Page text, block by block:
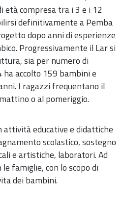
età compresa tra i 3 e i 12
definitivamente a Pemba
dopo anni di esperienze
Progressivamente il Lar si
sia per numero di
accolto 159 bambini e
I ragazzi frequentano il
o al pomeriggio.
attività educative e didattiche
scolastico, sostegno
e artistiche, laboratori. Ad
famiglie, con lo scopo di
dei bambini.